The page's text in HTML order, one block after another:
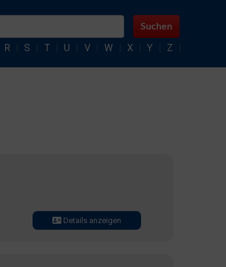
Suchen
R S T U V W X Y Z
Details anzeigen